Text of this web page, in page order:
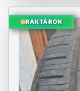
RAKTÁRON